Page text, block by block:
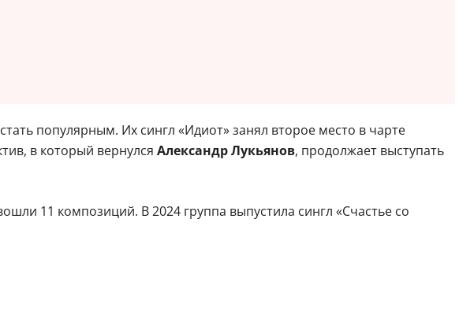
популярным. Их сингл «Идиот» занял второе место в чарте
в который вернулся Александр Лукьянов, продолжает выступать
11 композиций. В 2024 группа выпустила сингл «Счастье со